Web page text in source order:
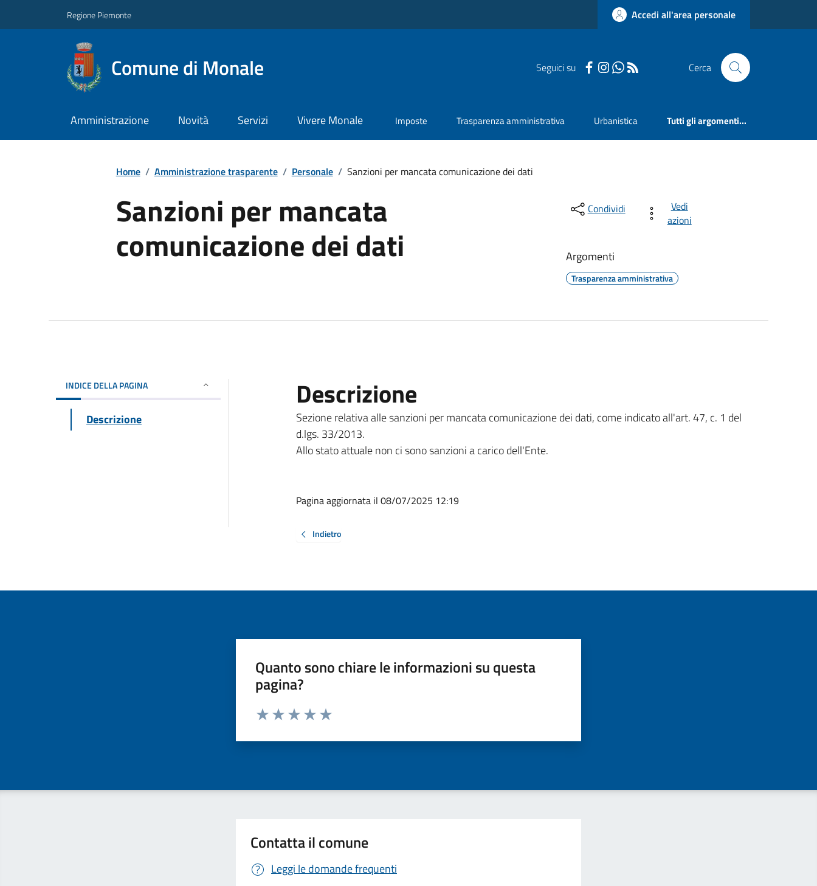
Regione Piemonte Accedi all'area personale
Comune di Monale Seguici su Cerca
Amministrazione Novità Servizi Vivere Monale Imposte Trasparenza amministrativa Urbanistica Tutti gli argomenti...
Home / Amministrazione trasparente / Personale / Sanzioni per mancata comunicazione dei dati
Sanzioni per mancata
comunicazione dei dati
Condividi
Vedi
azioni
Argomenti
Trasparenza amministrativa
INDICE DELLA PAGINA
Descrizione
Descrizione
Sezione relativa alle sanzioni per mancata comunicazione dei dati, come indicato all'art. 47, c. 1 del
d.lgs. 33/2013.
Allo stato attuale non ci sono sanzioni a carico dell'Ente.
Pagina aggiornata il 08/07/2025 12:19
Indietro
Quanto sono chiare le informazioni su questa
pagina?
Valuta da 1 a 5 stelle la pagina
Contatta il comune
Leggi le domande frequenti